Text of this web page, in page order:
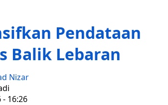
Pendataan
Balik Lebaran
Nizar
16:26